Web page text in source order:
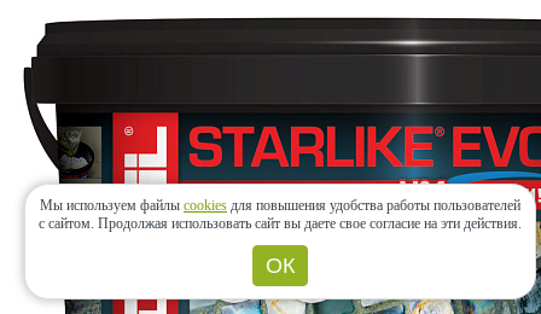
Мы используем файлы cookies для повышения удобства работы пользователей
с сайтом. Продолжая использовать сайт вы даете свое согласие на эти действия.
ОК